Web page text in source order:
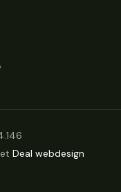
Deal webdesign